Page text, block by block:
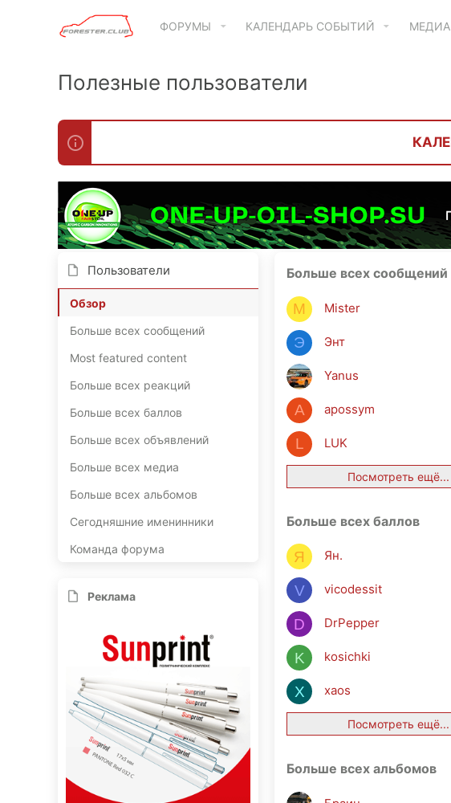
ФОРУМЫ КАЛЕНДАРЬ СОБЫТИЙ МЕДИА
Полезные пользователи
Пользователи
Обзор
Больше всех сообщений
Most featured content
Больше всех реакций
Больше всех баллов
Больше всех объявлений
Больше всех медиа
Больше всех альбомов
Сегодняшние именинники
Команда форума
Реклама
Больше всех сообщений
M Mister
Э Энт
Yanus
A apossym
L LUK
Посмотреть ещё...
Больше всех баллов
Я Ян.
V vicodessit
D DrPepper
K kosichki
X xaos
Посмотреть ещё...
Больше всех альбомов